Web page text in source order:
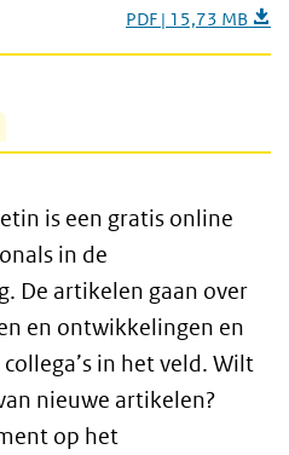
PDF | 15,73 MB
is een gratis online
in de
De artikelen gaan over
en ontwikkelingen en
in het veld. Wilt
nieuwe artikelen?
op het